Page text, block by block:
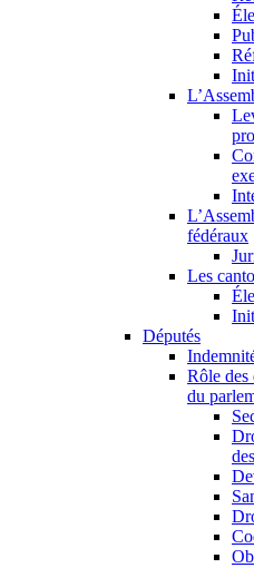
fédéraux
Les
Députés
Rôle des
du